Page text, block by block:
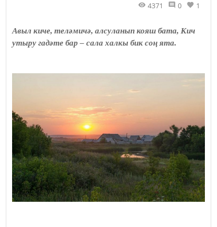
4371 0 1
Авыл киче, теләмичә, алсуланып кояш бата, Кич
утыру гадәте бар – сала халкы бик соң ята.